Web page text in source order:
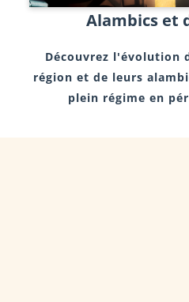
Alambics et
Découvrez l'évolution
région et de leurs
plein régime en